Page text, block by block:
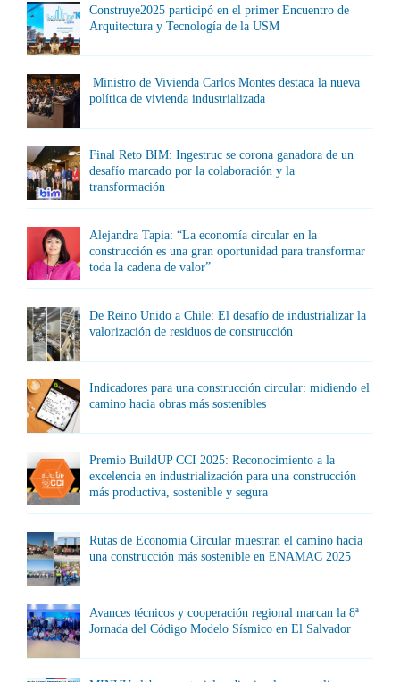
Construye2025 participó en el primer Encuentro de
Arquitectura y Tecnología de la USM
Ministro de Vivienda Carlos Montes destaca la nueva
política de vivienda industrializada
Final Reto BIM: Ingestruc se corona ganadora de un
desafío marcado por la colaboración y la
transformación
Alejandra Tapia: “La economía circular en la
construcción es una gran oportunidad para transformar
toda la cadena de valor”
De Reino Unido a Chile: El desafío de industrializar la
valorización de residuos de construcción
Indicadores para una construcción circular: midiendo el
camino hacia obras más sostenibles
Premio BuildUP CCI 2025: Reconocimiento a la
excelencia en industrialización para una construcción
más productiva, sostenible y segura
Rutas de Economía Circular muestran el camino hacia
una construcción más sostenible en ENAMAC 2025
Avances técnicos y cooperación regional marcan la 8ª
Jornada del Código Modelo Sísmico en El Salvador